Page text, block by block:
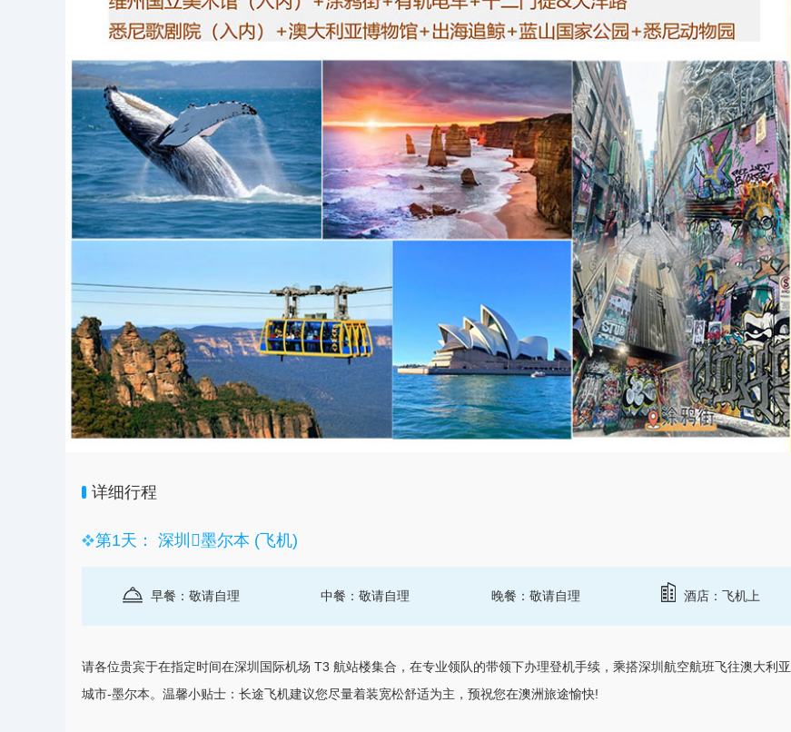
详细行程
第1天： 深圳墨尔本 (飞机)
早餐：敬请自理 中餐：敬请自理 晚餐：敬请自理 酒店：飞机上
请各位贵宾于在指定时间在深圳 国际机场 T3 航站楼集合，在专业领队的带领下办理登机手续，乘搭深圳航空航班飞往澳大利亚
城市-墨尔本。温馨小贴士：长途飞机建议您尽量着装宽松舒适为主，预祝您在澳洲旅途愉快!